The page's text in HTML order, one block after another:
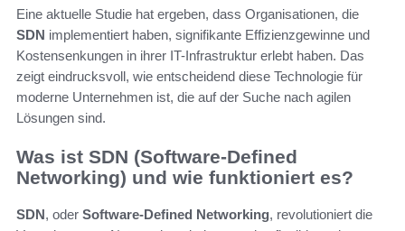
Eine aktuelle Studie hat ergeben, dass Organisationen, die
SDN implementiert haben, signifikante Effizienzgewinne und
Kostensenkungen in ihrer IT-Infrastruktur erlebt haben. Das
zeigt eindrucksvoll, wie entscheidend diese Technologie für
moderne Unternehmen ist, die auf der Suche nach agilen
Lösungen sind.
Was ist SDN (Software-Defined
Networking) und wie funktioniert es?
SDN, oder Software-Defined Networking, revolutioniert die